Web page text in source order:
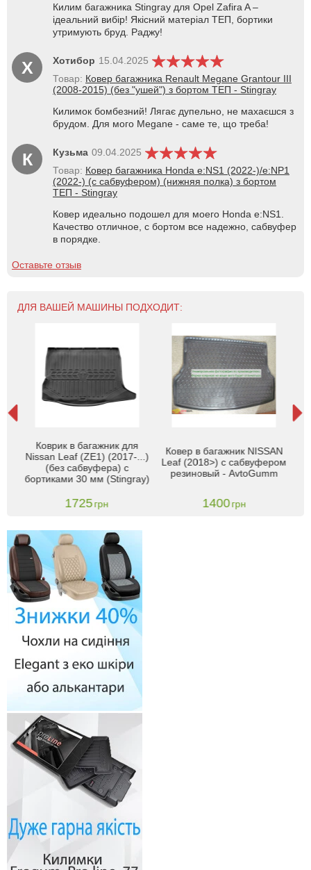
Килим багажника Stingray для Opel Zafira A –
ідеальний вибір! Якісний матеріал ТЕП, бортики
утримують бруд. Раджу!
Х Хотибор 15.04.2025
Товар: Ковер багажника Renault Megane Grantour III
(2008-2015) (без "ушей") з бортом ТЕП - Stingray
Килимок бомбезний! Лягає дупельно, не махаєшся з
брудом. Для мого Megane - саме те, що треба!
К Кузьма 09.04.2025
Товар: Ковер багажника Honda e:NS1 (2022-)/e:NP1
(2022-) (с сабвуфером) (нижняя полка) з бортом
ТЕП - Stingray
Ковер идеально подошел для моего Honda e:NS1.
Качество отличное, с бортом все надежно, сабвуфер
в порядке.
Оставьте отзыв
ДЛЯ ВАШЕЙ МАШИНЫ ПОДХОДИТ:
Коврик в багажник для
Nissan Leaf (ZE1) (2017-...)
(без сабвуфера) с
бортиками 30 мм (Stingray)
1725грн
Ковер в багажник NISSAN
Leaf (2018>) с сабвуфером
резиновый - AvtoGumm
1400грн